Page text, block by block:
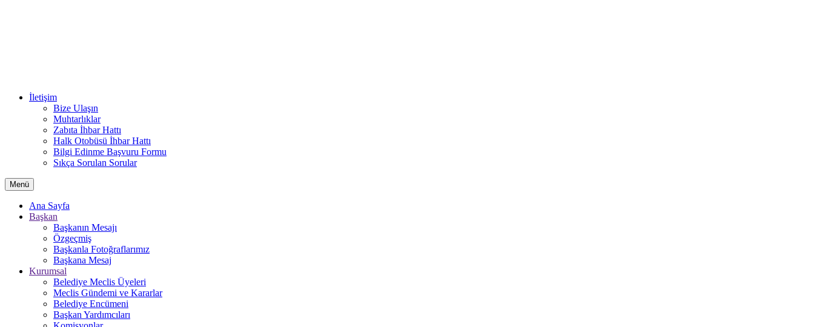
İletişim
Bize Ulaşın
Muhtarlıklar
Zabıta İhbar Hattı
Halk Otobüsü İhbar Hattı
Bilgi Edinme Başvuru Formu
Sıkça Sorulan Sorular
Menü
Ana Sayfa
Başkan
Başkanın Mesajı
Özgeçmiş
Başkanla Fotoğraflarımız
Başkana Mesaj
Kurumsal
Belediye Meclis Üyeleri
Meclis Gündemi ve Kararlar
Belediye Encümeni
Başkan Yardımcıları